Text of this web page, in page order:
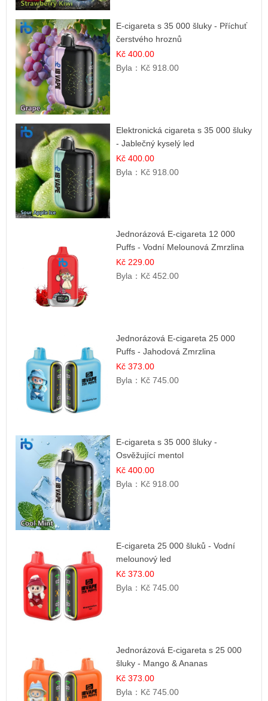
E-cigareta s 35 000 šluky - Příchuť
čerstvého hroznů
Kč 400.00
Byla： Kč 918.00
Elektronická cigareta s 35 000 šluky
- Jablečný kyselý led
Kč 400.00
Byla： Kč 918.00
Jednorázová E-cigareta 12 000
Puffs - Vodní Melounová Zmrzlina
Kč 229.00
Byla： Kč 452.00
Jednorázová E-cigareta 25 000
Puffs - Jahodová Zmrzlina
Kč 373.00
Byla： Kč 745.00
E-cigareta s 35 000 šluky -
Osvěžující mentol
Kč 400.00
Byla： Kč 918.00
E-cigareta 25 000 šluků - Vodní
melounový led
Kč 373.00
Byla： Kč 745.00
Jednorázová E-cigareta s 25 000
šluky - Mango & Ananas
Kč 373.00
Byla： Kč 745.00